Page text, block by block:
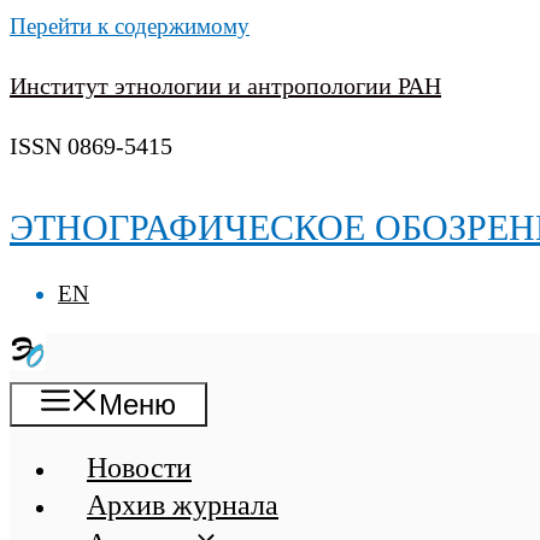
Перейти к содержимому
Институт этнологии и антропологии РАН
ISSN 0869-5415
ЭТНОГРАФИЧЕСКОЕ
EN
Меню
Новости
Архив журнала